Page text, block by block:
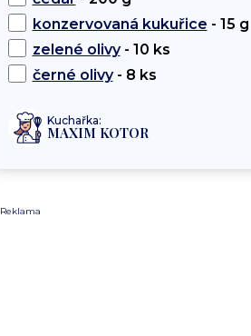
konzervovaná kukuřice - 15 g
zelené olivy- 10 ks
černé olivy- 8 ks
Kuchařka:
MAXIM KOTOR
Reklama